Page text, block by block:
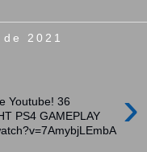
2021
›
Youtube! 36
PS4 GAMEPLAY